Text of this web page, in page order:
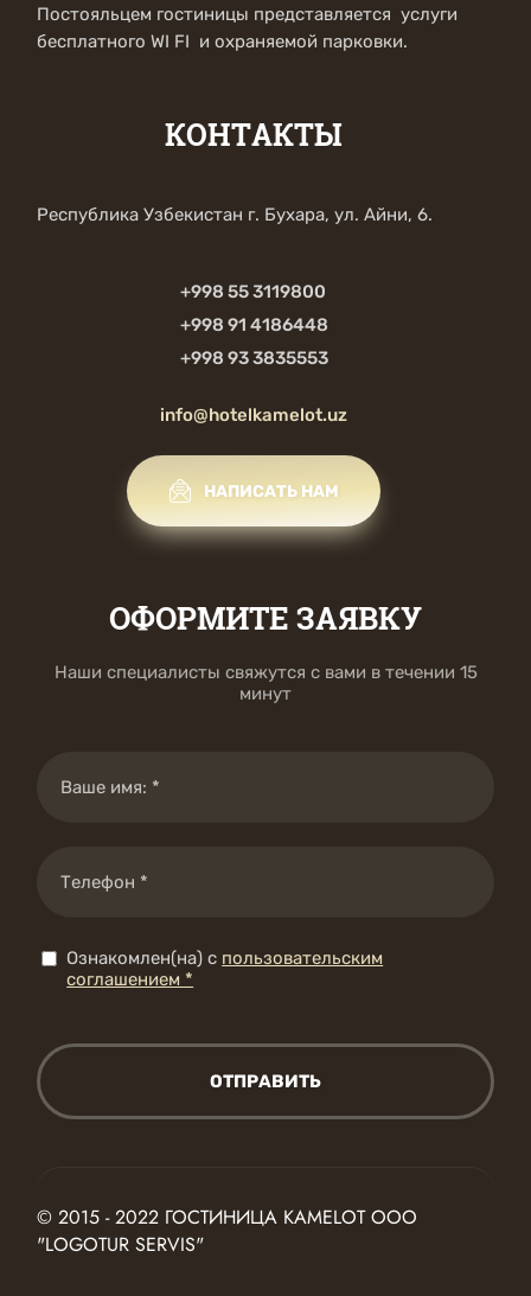
Постояльцем гостиницы представляется услуги
бесплатного WI FI и охраняемой парковки.
КОНТАКТЫ
Республика Узбекистан г. Бухара, ул. Айни, 6.
+998 55 3119800
+998 91 4186448
+998 93 3835553
info@hotelkamelot.uz
НАПИСАТЬ НАМ
ОФОРМИТЕ ЗАЯВКУ
Наши специалисты свяжутся с вами в течении 15
минут
Ознакомлен(на) с пользовательским
соглашением *
ОТПРАВИТЬ
© 2015 - 2022 ГОСТИНИЦА KAMELOT ООО
"LOGOTUR SERVIS"